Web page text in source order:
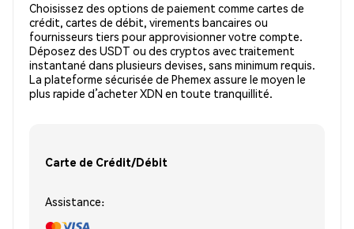
Choisissez des options de paiement comme cartes de
crédit, cartes de débit, virements bancaires ou
fournisseurs tiers pour approvisionner votre compte.
Déposez des USDT ou des cryptos avec traitement
instantané dans plusieurs devises, sans minimum requis.
La plateforme sécurisée de Phemex assure le moyen le
plus rapide d’acheter XDN en toute tranquillité.
Carte de Crédit/Débit
Assistance: